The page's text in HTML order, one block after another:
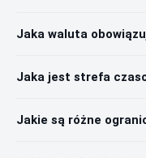
Jaka waluta
Jaka jest strefa
Jakie są różne